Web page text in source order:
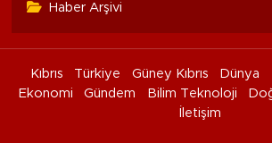
Haber Arşivi
Kıbrıs Türkiye Güney Kıbrıs Dünya
Ekonomi
Gündem Bilim Teknoloji
İletişim